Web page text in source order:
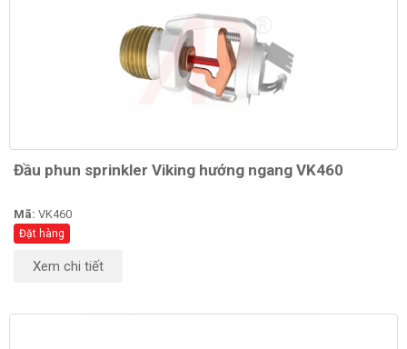
Đầu phun sprinkler Viking hướng ngang VK460
Mã: VK460
Đặt hàng
Xem chi tiết